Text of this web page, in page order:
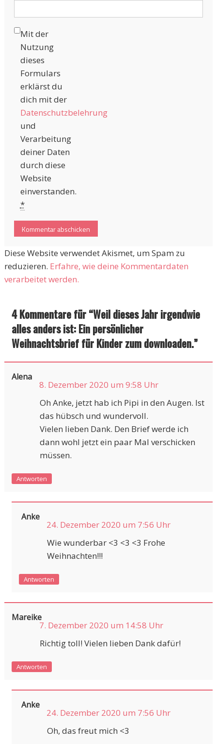
Mit der
Nutzung
dieses
Formulars
erklärst du
dich mit der
Datenschutzbelehrung
und
Verarbeitung
deiner Daten
durch diese
Website
einverstanden.
*
Diese Website verwendet Akismet, um Spam zu
reduzieren. Erfahre, wie deine Kommentardaten
verarbeitet werden.
4 Kommentare für “Weil dieses Jahr irgendwie
alles anders ist: Ein persönlicher
Weihnachtsbrief für Kinder zum downloaden.”
Alena
8. Dezember 2020 um 9:58 Uhr
Oh Anke, jetzt hab ich Pipi in den Augen. Ist
das hübsch und wundervoll.
Vielen lieben Dank. Den Brief werde ich
dann wohl jetzt ein paar Mal verschicken
müssen.
Antworten
Anke
24. Dezember 2020 um 7:56 Uhr
Wie wunderbar <3 <3 <3 Frohe
Weihnachten!!!
Antworten
Mareike
7. Dezember 2020 um 14:58 Uhr
Richtig toll! Vielen lieben Dank dafür!
Antworten
Anke
24. Dezember 2020 um 7:56 Uhr
Oh, das freut mich <3